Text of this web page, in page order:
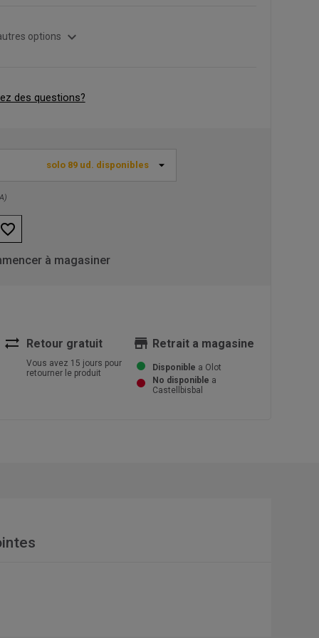
options expand_more
des questions?
solo 89 ud. disponibles
favorite_border
à magasiner
sync_alt Retour gratuit
Vous avez 15 jours pour
retourner le produit
store Retrait a magasine
Disponible a Olot
No disponible a
Castellbisbal